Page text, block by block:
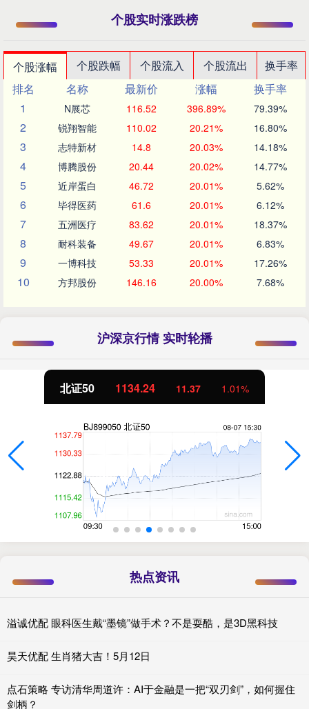
个股实时涨跌榜
个股涨幅 个股跌幅 个股流入 个股流出
换手率
排名
名称 最新价 涨幅
换手率
1
N展芯 116.52 396.89% 79.39%
2 锐翔智能 110.02 20.21% 16.80%
3 志特新材 14.8 20.03% 14.18%
4 博腾股份 20.44 20.02% 14.77%
5 近岸蛋白 46.72 20.01% 5.62%
6 毕得医药 61.6 20.01% 6.12%
7 五洲医疗 83.62 20.01% 18.37%
8 耐科装备 49.67 20.01% 6.83%
9 一博科技 53.33 20.01% 17.26%
10 方邦股份 146.16 20.00% 7.68%
沪深京行情 实时轮播
北证50 1134.24 11.37 1.01%
热点资讯
溢诚优配 眼科医生戴“墨镜”做手术？不是耍酷，是3D黑科技
昊天优配 生肖猪大吉！5月12日
点石策略 专访清华周道许：AI于金融是一把“双刃剑”，如何握住
剑柄？